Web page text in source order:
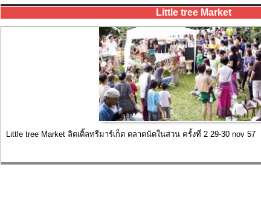
Little tree Market
Little tree Market ลิตเติ้ลทรีมาร์เก็ต ตลาดนัดในสวน ครั้งที่ 2 29-30 nov 57